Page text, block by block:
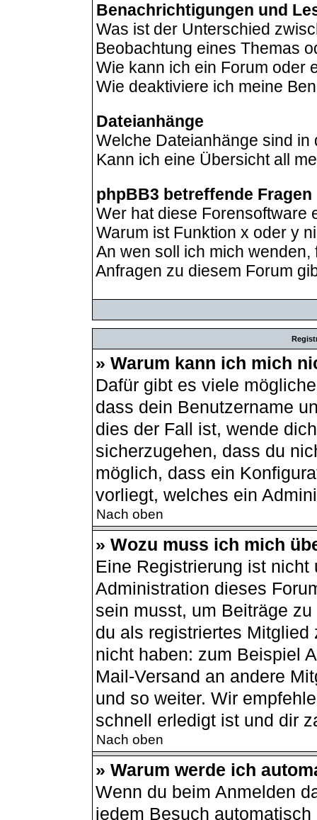
Benachrichtigungen und
Was ist der Unterschied
Beobachtung eines Themas
Wie kann ich ein Forum oder
Wie deaktiviere ich meine
Dateianhänge
Welche Dateianhänge sind
Kann ich eine Übersicht all
phpBB3 betreffende Fragen
Wer hat diese Forensoftware
Warum ist Funktion x oder y
An wen soll ich mich
Anfragen zu diesem Forum
» Warum kann ich mich
Dafür gibt es viele
dass dein Benutzername
dies der Fall ist, wende
sicherzugehen, dass du
möglich, dass ein
vorliegt, welches ein
Nach oben
» Wozu muss ich mich
Eine Registrierung ist
Administration dieses
sein musst, um Beiträge
du als registriertes
nicht haben: zum Beispiel
Mail-Versand an andere
und so weiter. Wir
schnell erledigt ist und dir
Nach oben
» Warum werde ich
Wenn du beim Anmelden
jedem Besuch